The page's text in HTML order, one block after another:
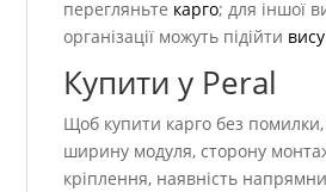
перегляньте карго; для іншої
організації можуть підійти
Купити у Peral
Щоб купити карго без помилки,
ширину модуля, сторону
кріплення, наявність